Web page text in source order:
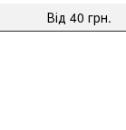
Від 40 грн.